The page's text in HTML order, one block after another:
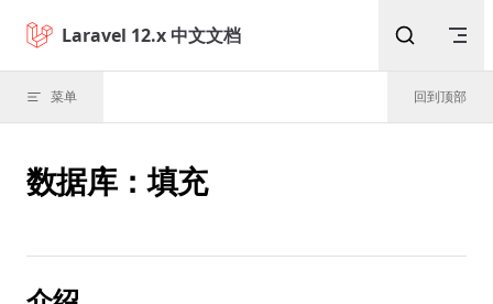
Skip to content
Laravel 12.x 中文文档
菜单 回到顶部
数据库：填充